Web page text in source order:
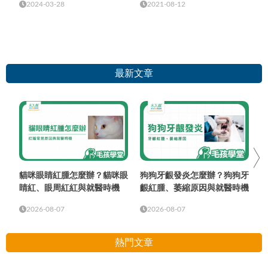
2024-03-28 2021-08-12
最新文章
貓咪眼睛紅腫怎麼辦？貓咪眼
睛紅、眼周紅紅與就醫時機
2026-08-07
狗狗牙齦發炎怎麼辦？狗狗牙
齦紅腫、萎縮原因與就醫時機
2026-08-07
熱門文章